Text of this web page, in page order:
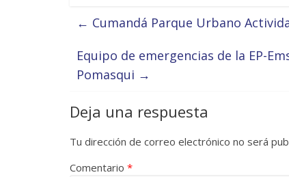
← Cumandá Parque Urbano
Equipo de emergencias de la EP-
Pomasqui →
Deja una respuesta
Tu dirección de correo electrónico no será
Comentario *